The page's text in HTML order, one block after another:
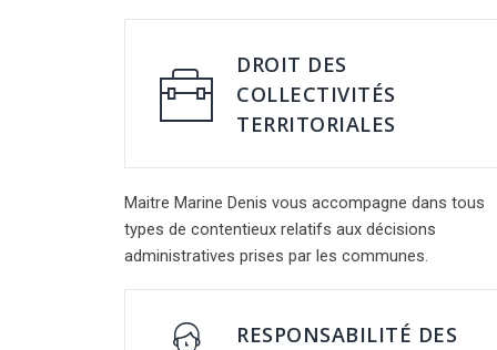
DROIT DES
COLLECTIVITÉS
TERRITORIALES
Maitre Marine Denis vous accompagne dans tous
types de contentieux relatifs aux décisions
administratives prises par les communes.
RESPONSABILITÉ DES